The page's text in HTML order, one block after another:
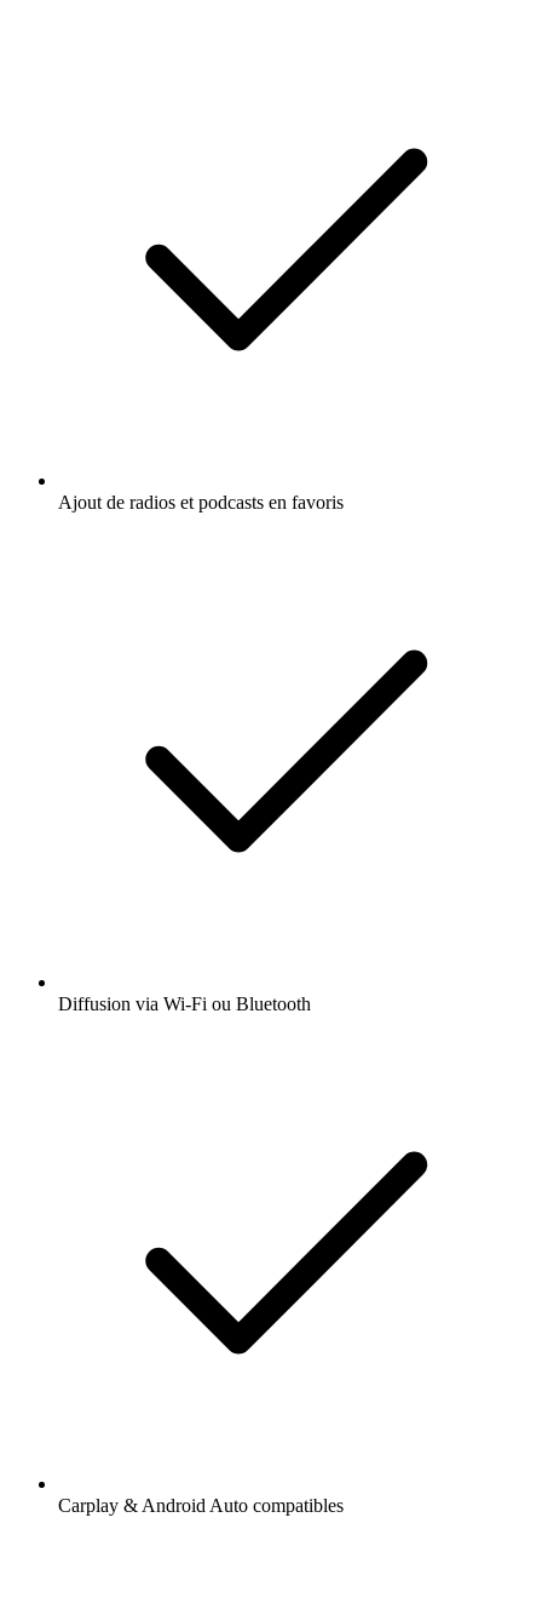
Ajout de radios et podcasts en favoris
Diffusion via Wi-Fi ou Bluetooth
Carplay & Android Auto compatibles